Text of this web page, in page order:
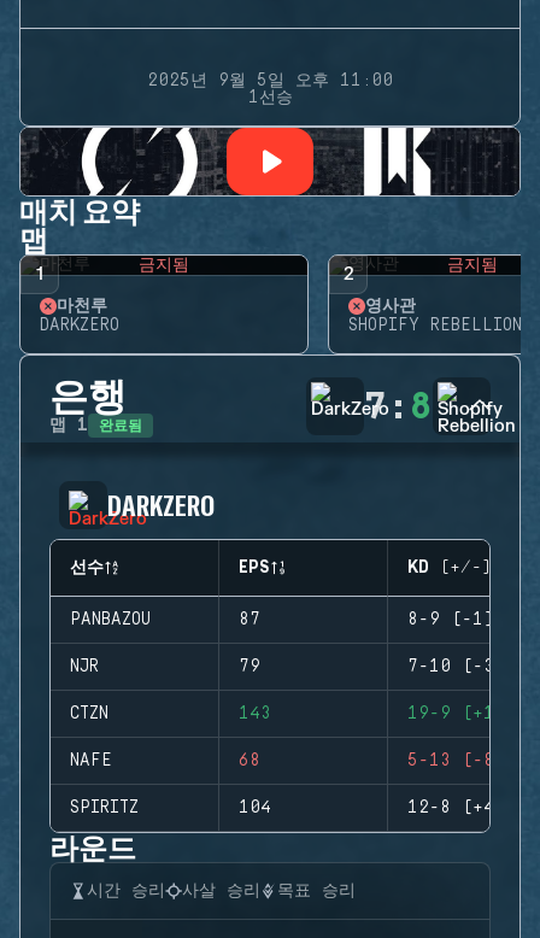
2025년 9월 5일 오후 11:00
1선승
매치 요약
맵
1 금지됨
마천루
DARKZERO
2 금지됨
영사관
SHOPIFY REBELLION
은행
맵 1 완료됨 7: 8
DARKZERO
선수 EPS KD (+/-)
PANBAZOU 87 8-9 (-1)
NJR 79 7-10 (-3)
CTZN 143 19-9 (+10)
NAFE 68 5-13 (-8)
SPIRITZ 104 12-8 (+4)
라운드
시간 승리 사살 승리 목표 승리